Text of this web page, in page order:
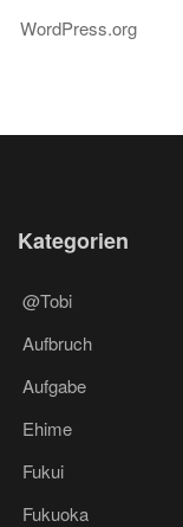
WordPress.org
Kategorien
@Tobi
Aufbruch
Aufgabe
Ehime
Fukui
Fukuoka